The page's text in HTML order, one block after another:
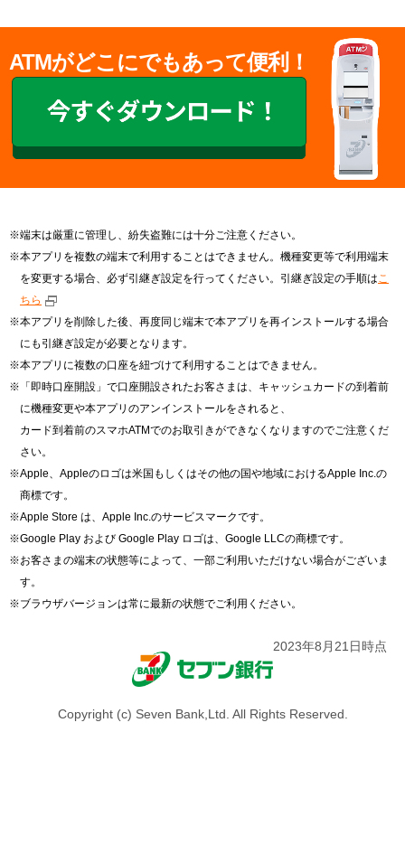
ATMがどこにでもあって便利！
※端末は厳重に管理し、紛失盗難には十分ご注意ください。
※本アプリを複数の端末で利用することはできません。機種変更等で利用端末
を変更する場合、必ず引継ぎ設定を行ってください。引継ぎ設定の手順はこ
ちら
※本アプリを削除した後、再度同じ端末で本アプリを再インストールする場合
にも引継ぎ設定が必要となります。
※本アプリに複数の口座を紐づけて利用することはできません。
※「即時口座開設」で口座開設されたお客さまは、キャッシュカードの到着前
に機種変更や本アプリのアンインストールをされると、
カード到着前のスマホATMでのお取引きができなくなりますのでご注意くだ
さい。
※Apple、Appleのロゴは米国もしくはその他の国や地域におけるApple Inc.の
商標です。
※Apple Store は、Apple Inc.のサービスマークです。
※Google Play および Google Play ロゴは、Google LLCの商標です。
※お客さまの端末の状態等によって、一部ご利用いただけない場合がございま
す。
※ブラウザバージョンは常に最新の状態でご利用ください。
2023年8月21日時点
Copyright (c) Seven Bank,Ltd. All Rights Reserved.